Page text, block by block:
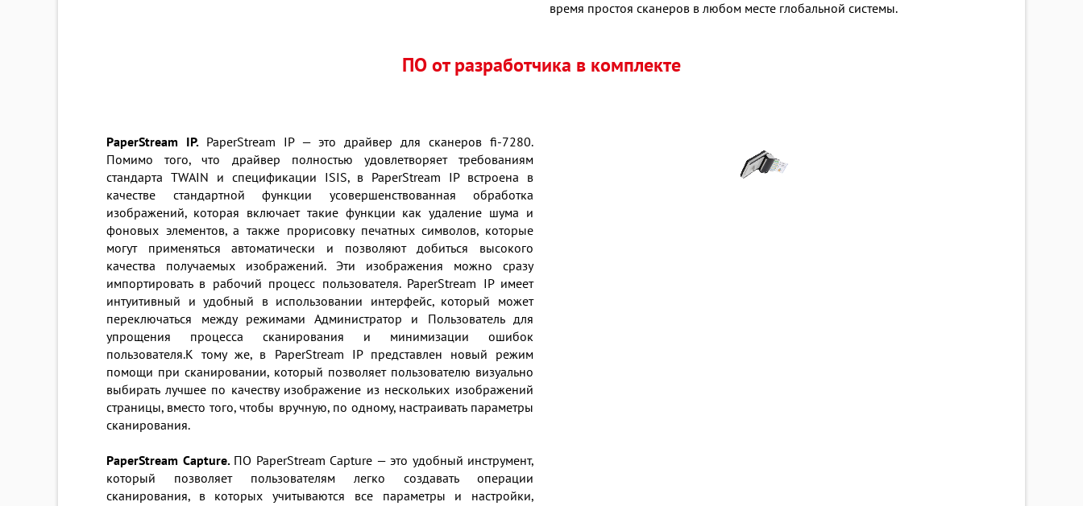
время простоя сканеров в любом месте глобальной системы.
ПО от разработчика в комплекте
PaperStream IP. PaperStream IP — это драйвер для сканеров fi-7280.
Помимо того, что драйвер полностью удовлетворяет требованиям
стандарта TWAIN и спецификации ISIS, в PaperStream IP встроена в
качестве стандартной функции усовершенствованная обработка
изображений, которая включает такие функции как удаление шума и
фоновых элементов, а также прорисовку печатных символов, которые
могут применяться автоматически и позволяют добиться высокого
качества получаемых изображений. Эти изображения можно сразу
импортировать в рабочий процесс пользователя. PaperStream IP имеет
интуитивный и удобный в использовании интерфейс, который может
переключаться между режимами Администратор и Пользователь для
упрощения процесса сканирования и минимизации ошибок
пользователя.К тому же, в PaperStream IP представлен новый режим
помощи при сканировании, который позволяет пользователю визуально
выбирать лучшее по качеству изображение из нескольких изображений
страницы, вместо того, чтобы вручную, по одному, настраивать параметры
сканирования.
PaperStream Capture. ПО PaperStream Capture — это удобный инструмент,
который позволяет пользователям легко создавать операции
сканирования, в которых учитываются все параметры и настройки,